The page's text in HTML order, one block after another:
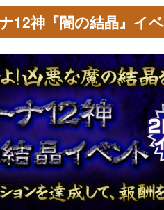
12神『闇の結晶』イ